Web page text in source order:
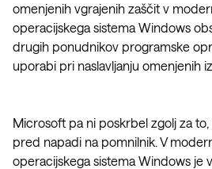
omenjenih vgrajenih zaščit v
operacijskega sistema Windows
drugih ponudnikov programske
uporabi pri naslavljanju omenjenih
Microsoft pa ni poskrbel zgolj za
pred napadi na pomnilnik. V
operacijskega sistema Windows je